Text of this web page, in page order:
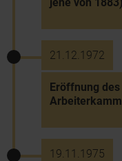
21.12.1972
Eröffnung des
19.11.1975